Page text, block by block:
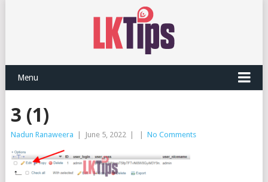
Menu
3 (1)
Nadun Ranaweera June 5, 2022 No Comments